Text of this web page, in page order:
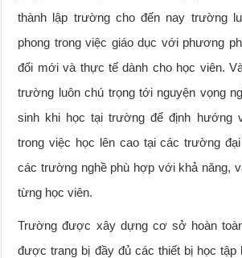
thành lập trường cho đến nay trường
phong trong việc giáo dục với phương
đổi mới và thực tế dành cho học viên.
trường luôn chú trọng tới nguyện vọng
sinh khi học tại trường để định hướng
trong việc học lên cao tại các trường
các trường nghề phù hợp với khả năng,
từng học viên.
Trường được xây dựng cơ sở hoàn
được trang bị đầy đủ các thiết bị học tập